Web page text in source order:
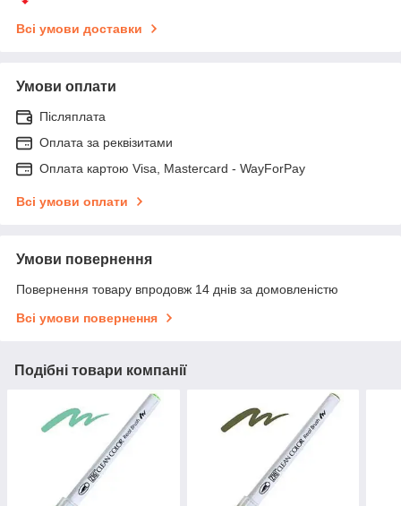
Всі умови доставки
Умови оплати
Післяплата
Оплата за реквізитами
Оплата картою Visa, Mastercard - WayForPay
Всі умови оплати
Умови повернення
Повернення товару впродовж 14 днів за домовленістю
Всі умови повернення
Подібні товари компанії